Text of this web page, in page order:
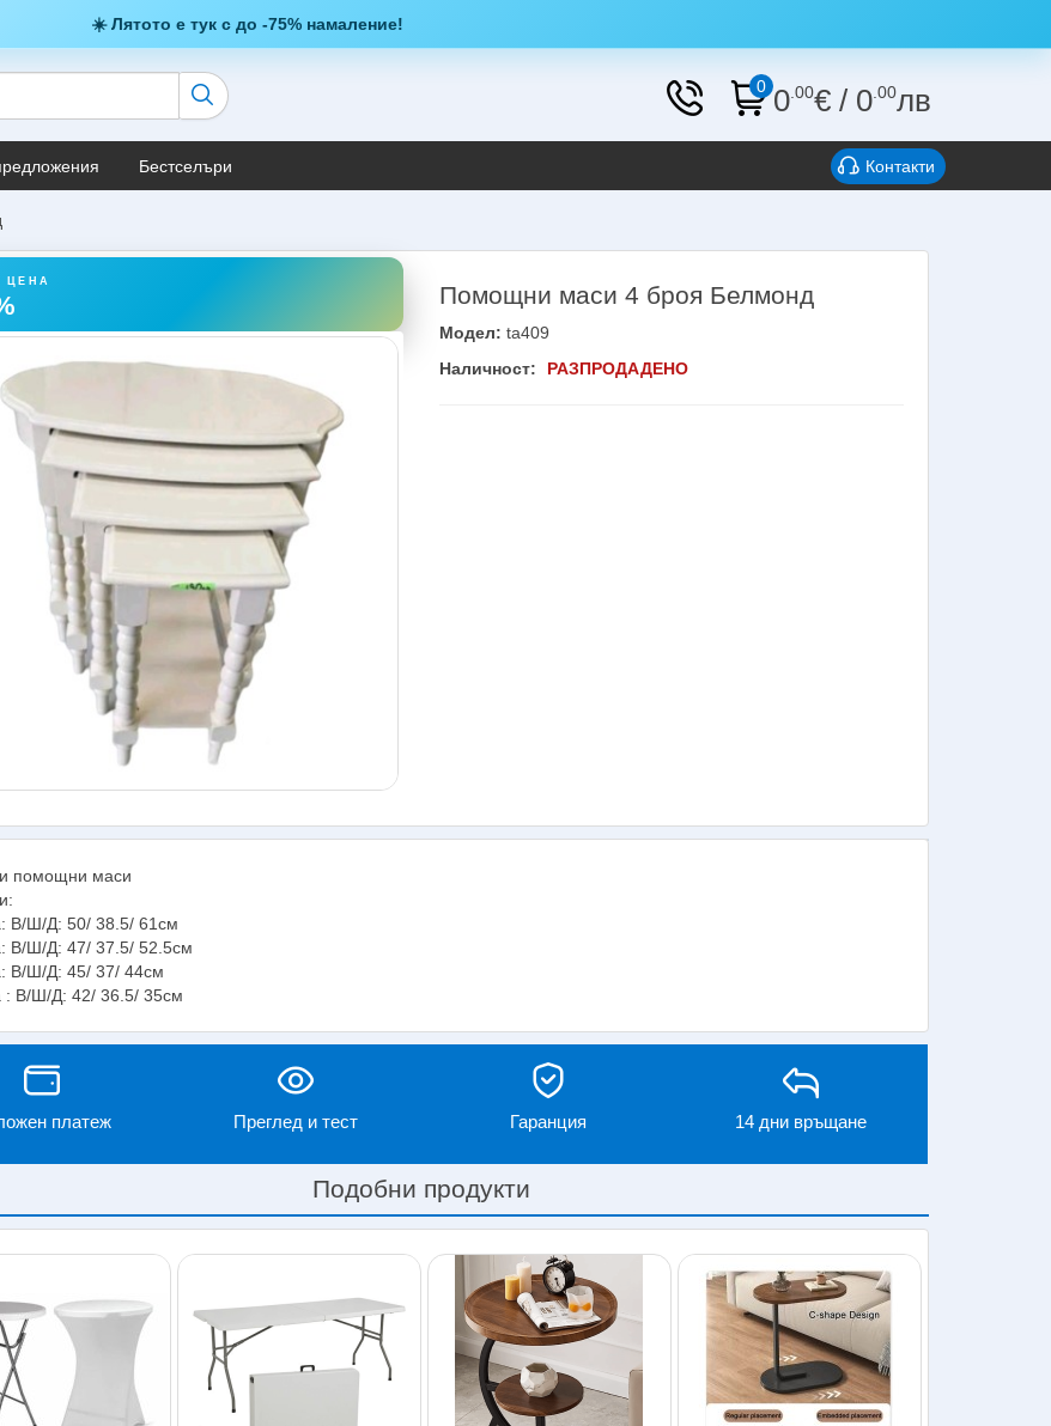
☀️ Лятото е тук с до -75% намаление!
0 0.00€ / 0.00лв
Бестселъри Контакти
ЦЕНА Помощни маси 4 броя Белмонд
Модел: ta409
Наличност:
РАЗПРОДАДЕНО
помощни маси
В/Ш/Д: 50/ 38.5/ 61см
В/Ш/Д: 47/ 37.5/ 52.5см
В/Ш/Д: 45/ 37/ 44см
: В/Ш/Д: 42/ 36.5/ 35см
платеж Преглед и тест Гаранция 14 дни връщане
Подобни продукти